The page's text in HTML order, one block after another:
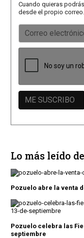
Cuando quieras
desde el propio correo.
Lo más leído
Pozuelo abre la venta
Pozuelo celebra las
septiembre